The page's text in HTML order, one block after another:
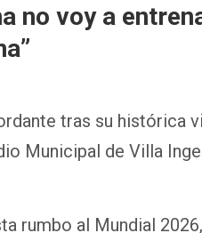
no voy a
tras su histórica
Municipal de Villa
rumbo al Mundial